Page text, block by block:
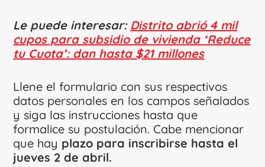
Le puede interesar: Distrito abrió 4 mil
cupos para subsidio de vivienda ‘Reduce
tu Cuota’: dan hasta $21 millones
Llene el formulario con sus respectivos
datos personales en los campos señalados
y siga las instrucciones hasta que
formalice su postulación. Cabe mencionar
que hay plazo para inscribirse hasta el
jueves 2 de abril.